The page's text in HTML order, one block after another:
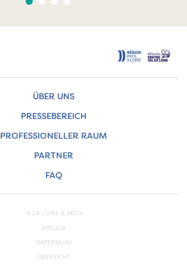
ÜBER UNS
PRESSEBEREICH
PROFESSIONELLER RAUM
PARTNER
FAQ
© LA LOIRE À VÉLO
APSULIS
IMPRESSUM
ÜBERSICHT